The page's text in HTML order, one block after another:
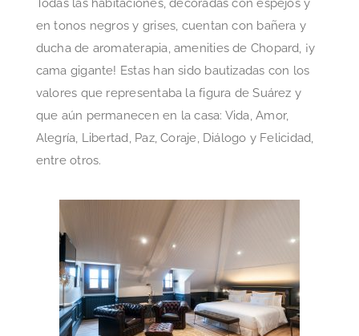
Todas las habitaciones, decoradas con espejos y
en tonos negros y grises, cuentan con bañera y
ducha de aromaterapia, amenities de Chopard, ¡y
cama gigante! Estas han sido bautizadas con los
valores que representaba la figura de Suárez y
que aún permanecen en la casa: Vida, Amor,
Alegría, Libertad, Paz, Coraje, Diálogo y Felicidad,
entre otros.